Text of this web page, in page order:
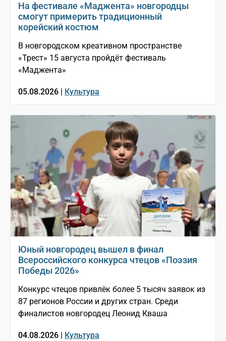
На фестивале «Маджента» новгородцы
смогут примерить традиционный
корейский костюм
В новгородском креативном пространстве
«Трест» 15 августа пройдёт фестиваль
«Маджента»
05.08.2026 | Культура
Юный новгородец вышел в финал
Всероссийского конкурса чтецов «Поэзия
Победы 2026»
Конкурс чтецов привлёк более 5 тысяч заявок из
87 регионов России и других стран. Среди
финалистов новгородец Леонид Кваша
04.08.2026 | Культура